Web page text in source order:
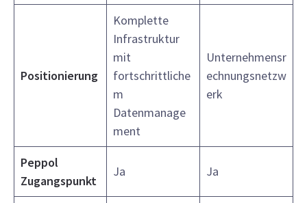
Positionierung
Komplette
Infrastruktur
mit
fortschrittliche
m
Datenmanage
ment
Unternehmensr
echnungsnetzw
erk
Peppol
Zugangspunkt
Ja Ja